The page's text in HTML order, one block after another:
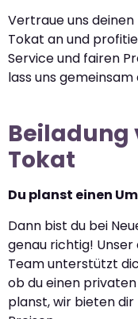
Vertraue uns deinen
Tokat an und
Service und fairen
lass uns
Beiladung
Tokat
Du planst einen
Dann bist du bei
genau richtig!
Team unterstützt
ob du einen
planst, wir bieten